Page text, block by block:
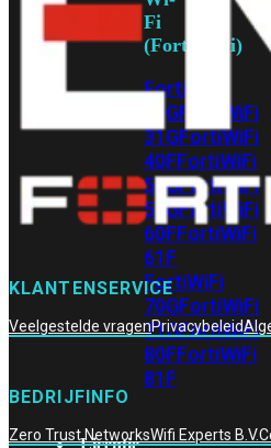
Fi
(FortiWiFi)
FortiWiFi
30GFortiWiFi
31GFortiWiFi
40FFortiWiFi
50GFortiWiFi
51GFortiWiFi
60FFortiWiFi
61F
FortiWiFi
70GFortiWiFi
71GFortiWiFi
80FFortiWiFi
81F
Licentie
KLANTENSERVICE
Veelgestelde vragenPrivacybeleid
BEDRIJFINFO
Zero Trust NetworksWifi Experts B.V.